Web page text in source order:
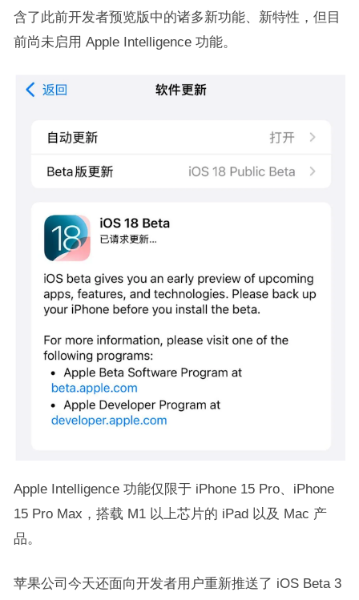
含了此前开发者预览版中的诸多新功能、新特性，但目
前尚未启用 Apple Intelligence 功能。
Apple Intelligence 功能仅限于 iPhone 15 Pro、iPhone
15 Pro Max，搭载 M1 以上芯片的 iPad 以及 Mac 产
品。
苹果公司今天还面向开发者用户重新推送了 iOS Beta 3